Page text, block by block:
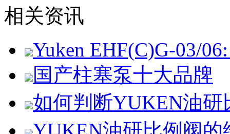
相关资讯
Yuken EHF(C)G-03/
国产柱塞泵十大品牌
如何判断YUKEN油